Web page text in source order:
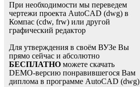
При необходимости мы переведем
чертежи проекта AutoCAD (dwg) в
Компас (cdw, frw) или другой
графический редактор
Для утверждения в своём ВУЗе Вы
прямо сейчас и абсолютно
БЕСПЛАТНО можете скачать
DEMO-версию понравившегося Вам
диплома в программе AutoCAD (dwg)